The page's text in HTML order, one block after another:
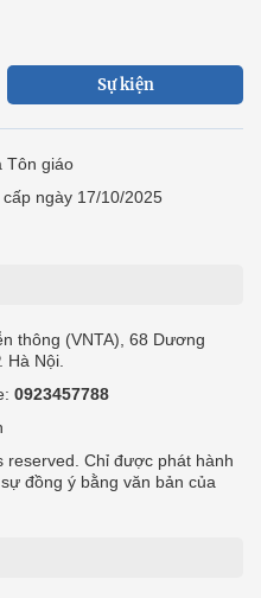
Sự kiện
Tôn giáo
ngày 17/10/2025
thông (VNTA), 68 Dương
Nội.
0923457788
reserved. Chỉ được phát hành
đồng ý bằng văn bản của